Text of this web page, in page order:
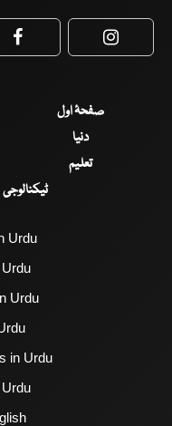
Facebook
صفحۂ اول
دنیا
تعلیم
ٹیکنالوجی
Urdu
Urdu
in Urdu